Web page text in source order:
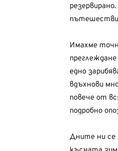
Имахме
едно
вдъхнови
повече от
подробно
Дните ни се